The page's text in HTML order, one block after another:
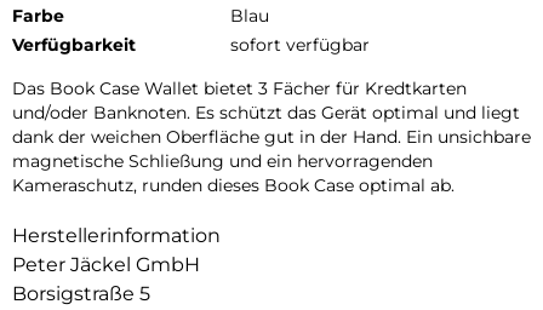
Farbe
Blau
Verfügbarkeit
sofort verfügbar
Das Book Case Wallet bietet 3 Fächer für Kredtkarten
und/oder Banknoten. Es schützt das Gerät optimal und liegt
dank der weichen Oberfläche gut in der Hand. Ein unsichbare
magnetische Schließung und ein hervorragenden
Kameraschutz, runden dieses Book Case optimal ab.
Herstellerinformation
Peter Jäckel GmbH
Borsigstraße 5